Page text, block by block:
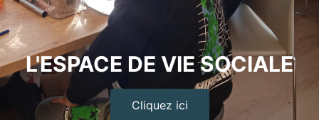
L'ESPACE DE VIE SOCIALE
Cliquez ici